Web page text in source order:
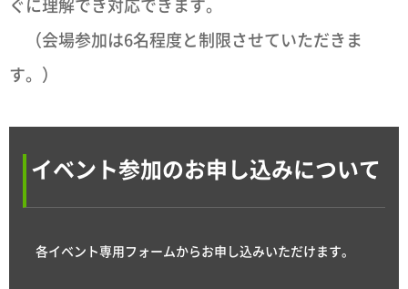
ぐに理解でき対応できます。
（会場参加は6名程度と制限させていただきま
す。）
イベント参加のお申し込みについて
各イベント専用フォームからお申し込みいただけます。